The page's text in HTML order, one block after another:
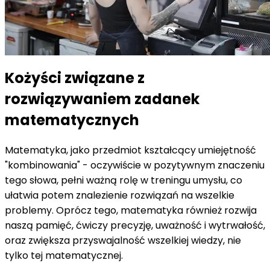
Kożyści związane z
rozwiązywaniem zadanek
matematycznych
Matematyka, jako przedmiot kształcący umiejętność
"kombinowania" - oczywiście w pozytywnym znaczeniu
tego słowa, pełni ważną rolę w treningu umysłu, co
ułatwia potem znalezienie rozwiązań na wszelkie
problemy. Oprócz tego, matematyka również rozwija
naszą pamięć, ćwiczy precyzję, uważność i wytrwałość,
oraz zwiększa przyswajalność wszelkiej wiedzy, nie
tylko tej matematycznej.